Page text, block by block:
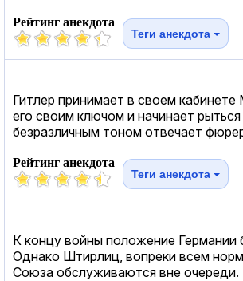
Рейтинг анекдота
Теги анекдота
Гитлер принимает в своем
его своим ключом и начинает
безразличным тоном отвечает
Рейтинг анекдота
Теги анекдота
К концу войны положение Германии
Однако Штирлиц, вопреки всем
Союза обслуживаются вне очереди.